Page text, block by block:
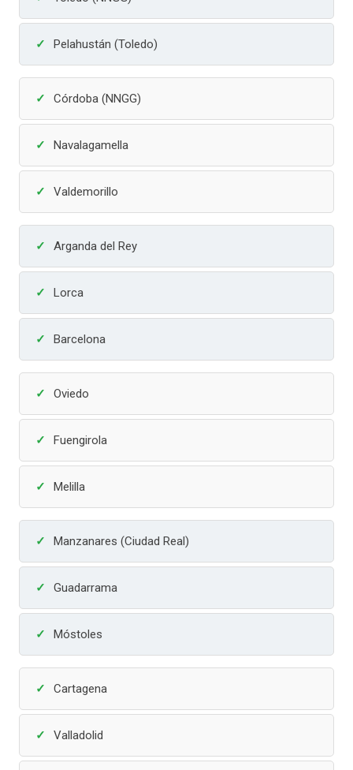
Pelahustán (Toledo)
Córdoba (NNGG)
Navalagamella
Valdemorillo
Arganda del Rey
Lorca
Barcelona
Oviedo
Fuengirola
Melilla
Manzanares (Ciudad Real)
Guadarrama
Móstoles
Cartagena
Valladolid